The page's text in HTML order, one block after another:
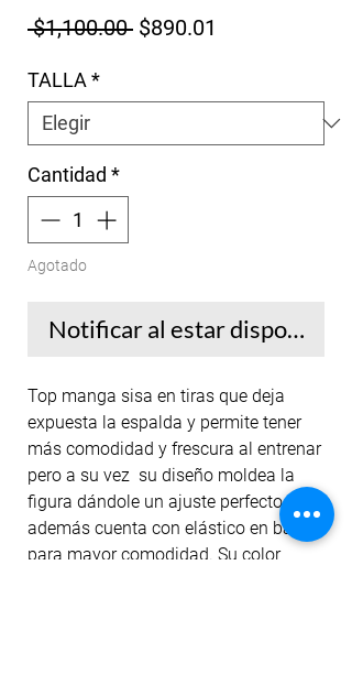
$1,100.00 Precio
$890.01
TALLA *
Cantidad *
Agotado
Notificar al estar disponible
Top manga sisa en tiras que deja
expuesta la espalda y permite tener
más comodidad y frescura al entrenar
pero a su vez su diseño moldea la
figura dándole un ajuste perfecto,
además cuenta con elástico en base
para mayor comodidad. Su color